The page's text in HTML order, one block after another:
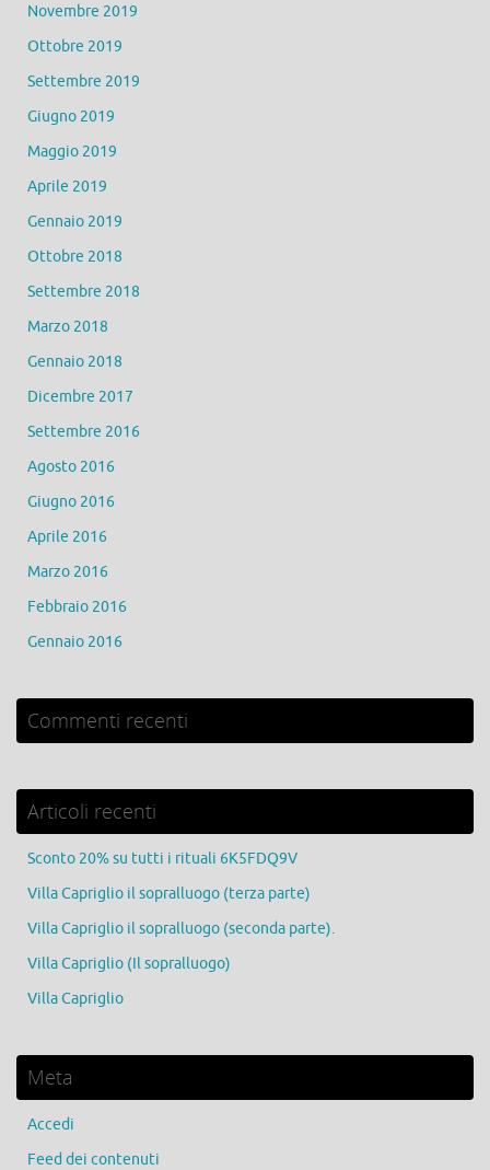
Novembre 2019
Ottobre 2019
Settembre 2019
Giugno 2019
Maggio 2019
Aprile 2019
Gennaio 2019
Ottobre 2018
Settembre 2018
Marzo 2018
Gennaio 2018
Dicembre 2017
Settembre 2016
Agosto 2016
Giugno 2016
Aprile 2016
Marzo 2016
Febbraio 2016
Gennaio 2016
Commenti recenti
Articoli recenti
Sconto 20% su tutti i rituali 6K5FDQ9V
Villa Capriglio il sopralluogo (terza parte)
Villa Capriglio il sopralluogo (seconda parte).
Villa Capriglio (Il sopralluogo)
Villa Capriglio
Meta
Accedi
Feed dei contenuti